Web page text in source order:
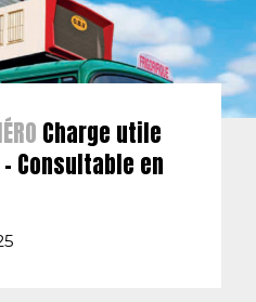
Charge utile
Consultable en